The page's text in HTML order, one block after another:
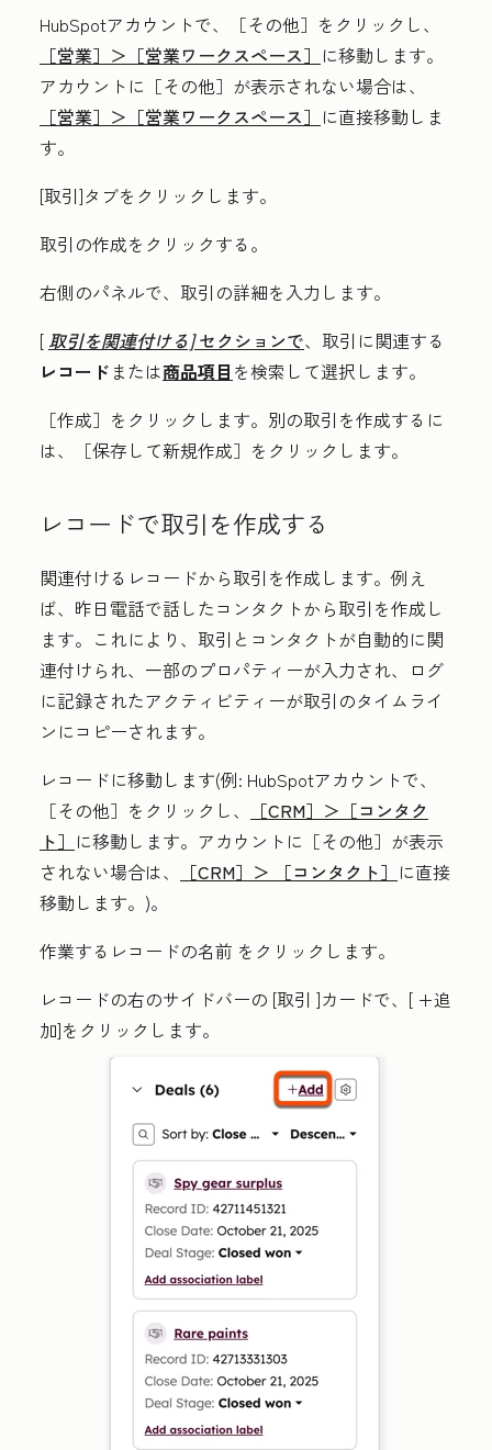
HubSpotアカウントで、
［その他］をクリックし、
［営業］＞ ［営業ワークスペース］ に移動します。
アカウントに ［その他］が表示されない場合は、
［営業］＞ ［営業ワークスペース］ に直接移動しま
す。
[取引]タブをクリックします。
取引の作成をクリックする。
右側のパネルで、取引の詳細を入力します。
[ 取引を関連付ける]セクションで、取引に関連する
レコード または商品項目 を検索して選択します。
［作成］ をクリックします。別の取引を作成するに
は、［保存して新規作成］ をクリックします。
レコードで取引を作成する
関連付けるレコードから取引を作成します。例え
ば、昨日電話で話したコンタクトから取引を作成し
ます。これにより、取引とコンタクトが自動的に関
連付けられ、一部のプロパティーが入力され、ログ
に記録されたアクティビティーが取引のタイムライ
ンにコピーされます。
レコードに移動します(例: HubSpotアカウントで、
［その他］をクリックし、
［CRM］＞ ［コンタク
ト］ に移動します。アカウントに ［その他］が表示
されない場合は、
［CRM］＞ ［コンタクト］ に直接
移動します。)。
作業するレコードの名前 をクリックします。
レコードの右のサイドバーの [取引 ]カードで、[ +追
加]をクリックします。